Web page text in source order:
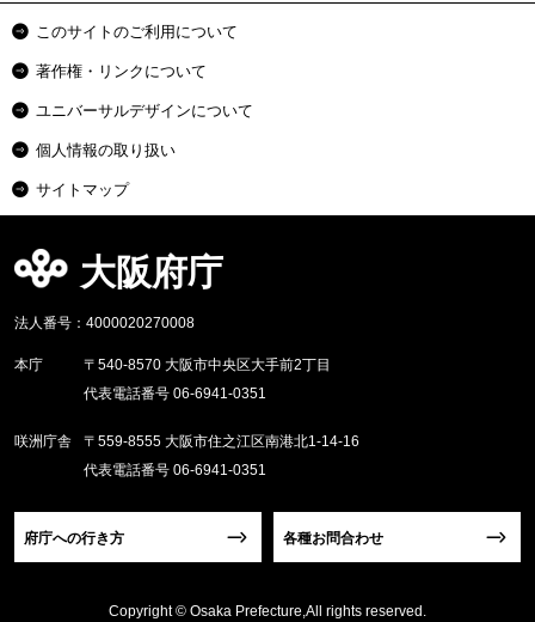
このサイトのご利用について
著作権・リンクについて
ユニバーサルデザインについて
個人情報の取り扱い
サイトマップ
大阪府庁
法人番号：4000020270008
本庁
〒540-8570 大阪市中央区大手前2丁目
代表電話番号 06-6941-0351
咲洲庁舎
〒559-8555 大阪市住之江区南港北1-14-16
代表電話番号 06-6941-0351
府庁への行き方 各種お問合わせ
Copyright © Osaka Prefecture,All rights reserved.